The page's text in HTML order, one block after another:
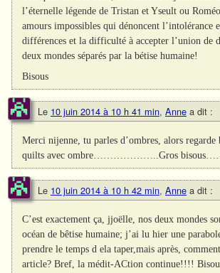
l’éternelle légende de Tristan et Yseult ou
amours impossibles qui dénoncent l’intolérance
différences et la difficulté à accepter l’union de
deux mondes séparés par la bétise humaine!
Bisous
Le 10 juin 2014 à 10 h 41 min, Anne a dit :
Merci nijenne, tu parles d’ombres, alors regarde
quilts avec ombre………………..Gros
Le 10 juin 2014 à 10 h 42 min, Anne a dit :
C’est exactement ça, jjoëlle, nos deux mondes
océan de bêtise humaine; j’ai lu hier une
prendre le temps d ela taper,mais après,
article? Bref, la médit-ACtion continue!!!!